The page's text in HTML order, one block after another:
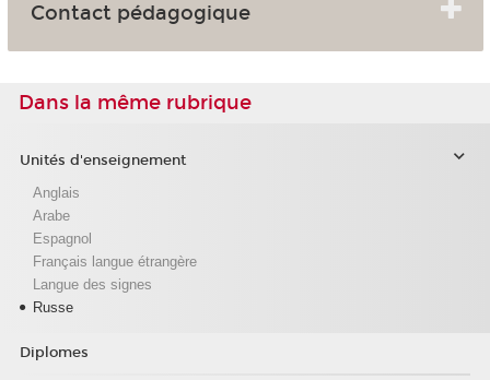
Contact pédagogique
Dans la même rubrique
Unités d'enseignement
Anglais
Arabe
Espagnol
Français langue étrangère
Langue des signes
Russe
Diplomes